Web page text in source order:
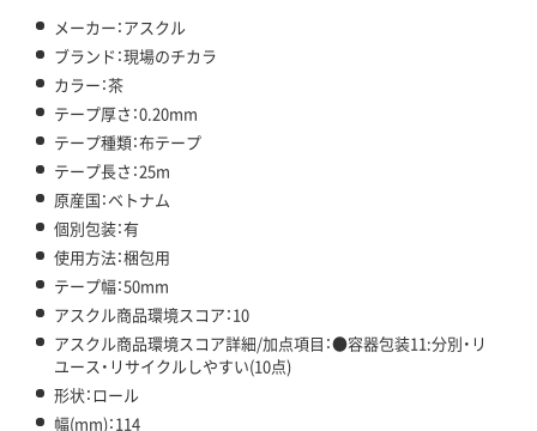
メーカー：アスクル
ブランド：現場のチカラ
カラー：茶
テープ厚さ：0.20mm
テープ種類：布テープ
テープ長さ：25m
原産国：ベトナム
個別包装：有
使用方法：梱包用
テープ幅：50mm
アスクル商品環境スコア：10
アスクル商品環境スコア詳細/加点項目：●容器包装11:分別・リ
ユース・リサイクルしやすい(10点)
形状：ロール
幅(mm)：114